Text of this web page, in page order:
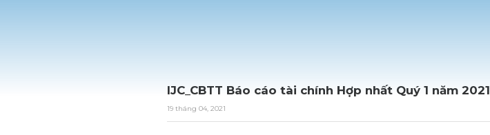
IJC_CBTT Báo cáo tài chính Hợp nhất Quý 1 năm 2021
19 tháng 04, 2021